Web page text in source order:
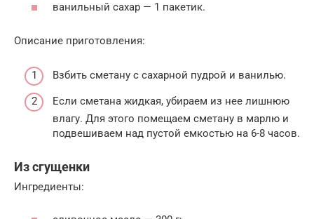
ванильный сахар — 1 пакетик.
Описание приготовления:
Взбить сметану с сахарной пудрой и ванилью.
Если сметана жидкая, убираем из нее лишнюю
влагу. Для этого помещаем сметану в марлю и
подвешиваем над пустой емкостью на 6-8 часов.
Из сгущенки
Ингредиенты: